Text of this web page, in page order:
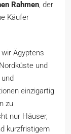
Rahmen, der
Käufer
Ägyptens
und
einzigartig
zu
nur Häuser,
kurzfristigem